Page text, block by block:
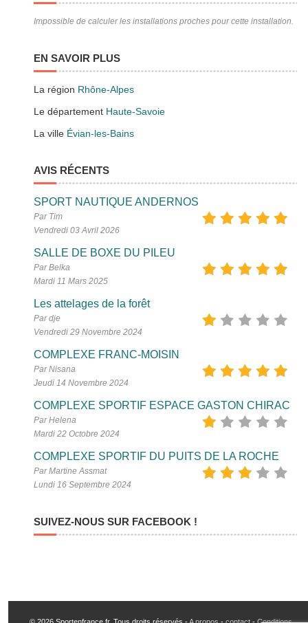
Impossible de calculer les installations proches pour cette installation.
EN SAVOIR PLUS
La région Rhône-Alpes
Le département Haute-Savoie
La ville Évian-les-Bains
AVIS RÉCENTS
SPORT NAUTIQUE ANDERNOS
Par Tim
Vendredi 03 Avril 2026
SALLE DE BOXE DU PILEU
Par Belka
Mardi 11 Mars 2025
Les attelages de la forêt
Par dje
Vendredi 29 Novembre 2024
COMPLEXE FRANC-MOISIN
Par Nisana
Jeudi 14 Novembre 2024
COMPLEXE SPORTIF ESPACE GASTON CHIRAC
Par Helena
Mardi 22 Octobre 2024
COMPLEXE SPORTIF DU PUITS DE LA ROCHE
Par Martine Assmat
Lundi 16 Septembre 2024
SUIVEZ-NOUS SUR FACEBOOK !